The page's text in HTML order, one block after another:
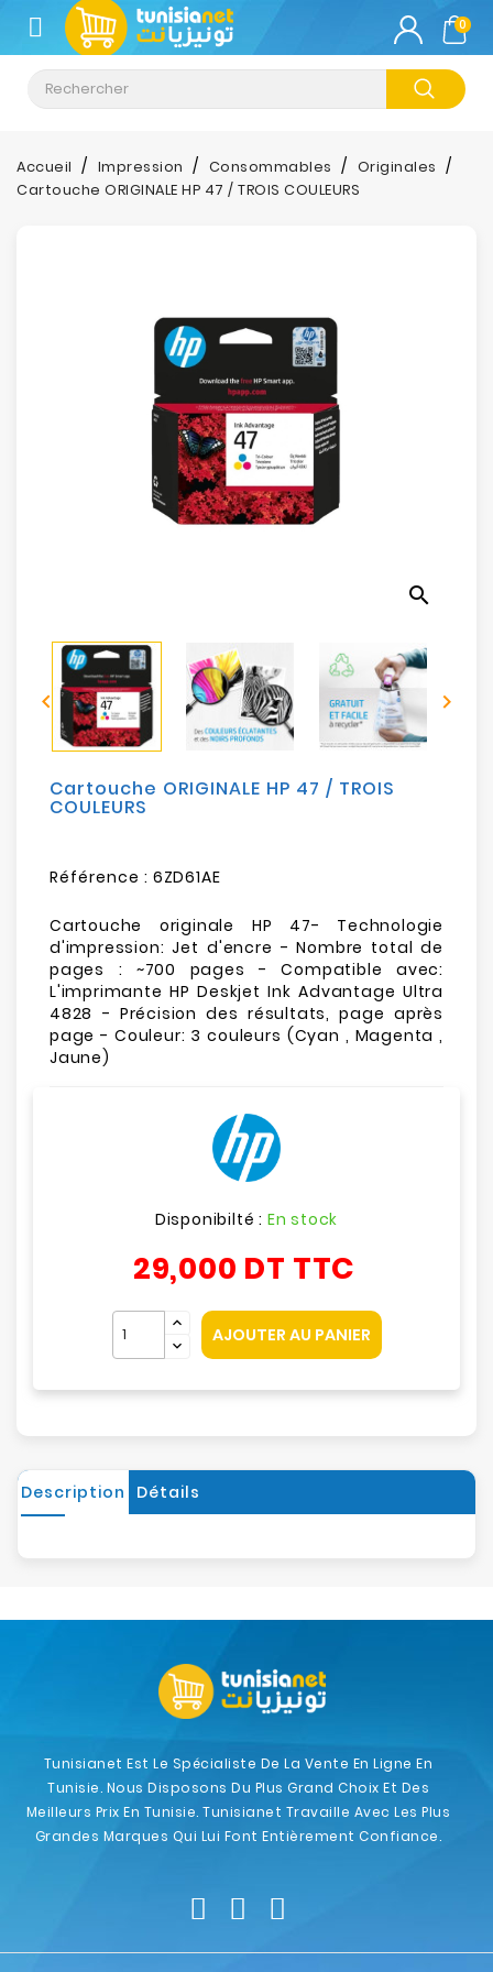
CATÉGORIE
Climatisation
Informatique
Electroménager
Sécurité
Mobilités
0
Accueil Impression Consommables
Originales
Cartouche ORIGINALE HP 47 / TROIS COULEURS
search
 
Cartouche ORIGINALE HP 47 / TROIS
COULEURS
Référence : 6ZD61AE
Cartouche originale HP 47- Technologie
d'impression: Jet d'encre - Nombre total de
pages : ~700 pages - Compatible avec:
L'imprimante HP Deskjet Ink Advantage Ultra
4828 - Précision des résultats, page après
page - Couleur: 3 couleurs (Cyan , Magenta ,
Jaune)
Disponibilté : En stock
29,000 DT TTC
AJOUTER AU PANIER
Description Détails
Tunisianet Est Le Spécialiste De La Vente En Ligne En
Tunisie. Nous Disposons Du Plus Grand Choix Et Des
Meilleurs Prix En Tunisie. Tunisianet Travaille Avec Les Plus
Grandes Marques Qui Lui Font Entièrement Confiance.